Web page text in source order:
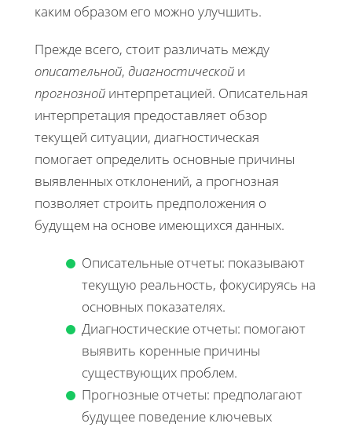
каким образом его можно улучшить.
Прежде всего, стоит различать между
описательной, диагностической и
прогнозной интерпретацией. Описательная
интерпретация предоставляет обзор
текущей ситуации, диагностическая
помогает определить основные причины
выявленных отклонений, а прогнозная
позволяет строить предположения о
будущем на основе имеющихся данных.
Описательные отчеты: показывают
текущую реальность, фокусируясь на
основных показателях.
Диагностические отчеты: помогают
выявить коренные причины
существующих проблем.
Прогнозные отчеты: предполагают
будущее поведение ключевых